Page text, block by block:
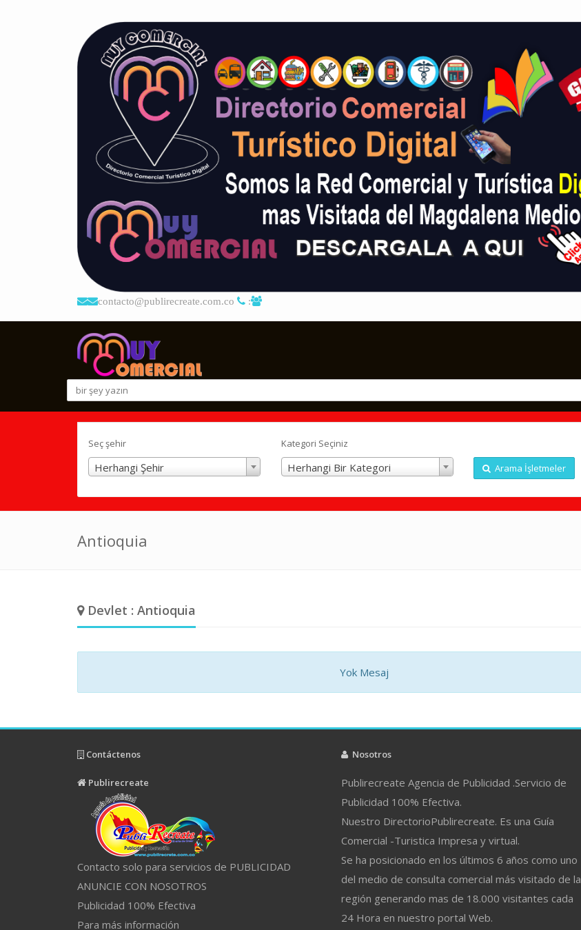
contacto@publirecreate.com.co :
Seç şehir
Herhangi Şehir
Kategori Seçiniz
Herhangi Bir Kategori Arama İşletmeler
Antioquia
Devlet : Antioquia
Yok Mesaj
Contáctenos
Publirecreate
Contacto solo para servicios de PUBLICIDAD
ANUNCIE CON NOSOTROS
Publicidad 100% Efectiva
Para más información
Nosotros
Publirecreate Agencia de Publicidad .Servicio de
Publicidad 100% Efectiva.
Nuestro DirectorioPublirecreate. Es una Guía
Comercial -Turistica Impresa y virtual.
Se ha posicionado en los últimos 6 años como uno
del medio de consulta comercial más visitado de la
región generando mas de 18.000 visitantes cada
24 Hora en nuestro portal Web.